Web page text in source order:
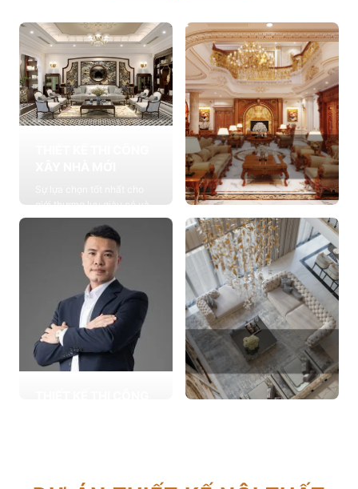
giới thượng lưu giàu có và
đẳng cấp, cung cấp các
giải pháp thiết kế chuyên
Xem chi tiết
THIẾT KẾ THI CÔNG
NỘI THẤT
Cung cấp các giải pháp
theo phong cách sống với
thiết kế nội thất thông minh
mang tính thẩm mỹ cao
Xem chi tiết
lựa chọn từ các gia đình